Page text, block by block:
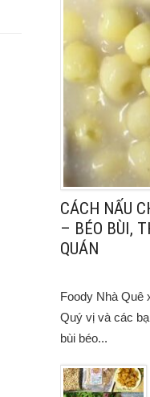
CÁCH NẤU
– BÉO BÙI,
QUÁN
Foody Nhà Quê
Quý vị và các
bùi béo...